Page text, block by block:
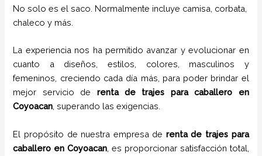
No solo es el saco. Normalmente incluye camisa, corbata,
chaleco y más.
La experiencia nos ha permitido avanzar y evolucionar en
cuanto a diseños, estilos, colores, masculinos y
femeninos, creciendo cada día más, para poder brindar el
mejor servicio de renta de trajes para caballero en
Coyoacan, superando las exigencias.
El propósito de nuestra empresa de renta de trajes para
caballero enCoyoacan , es proporcionar satisfacción total,